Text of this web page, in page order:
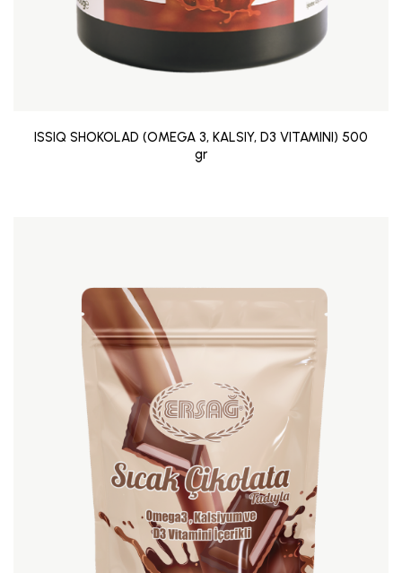
ISSIQ SHOKOLAD (OMEGA 3, KALSIY, D3 VITAMINI) 500
gr